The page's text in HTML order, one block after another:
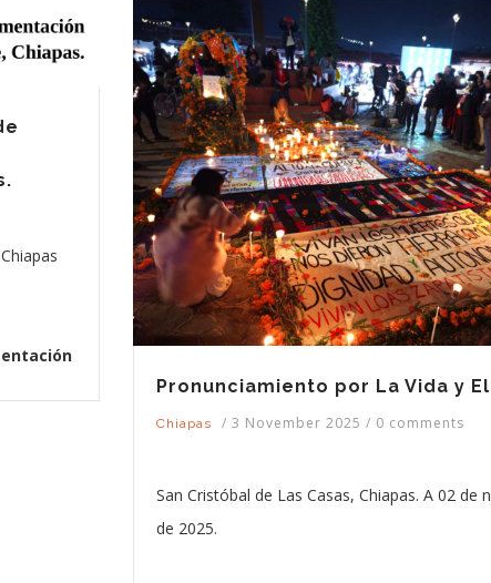
Pronunciamiento por La Vida y El
Chiapas / 3 November 2025 / 0 comments
San Cristóbal de Las Casas, Chiapas. A 02 de
de 2025.